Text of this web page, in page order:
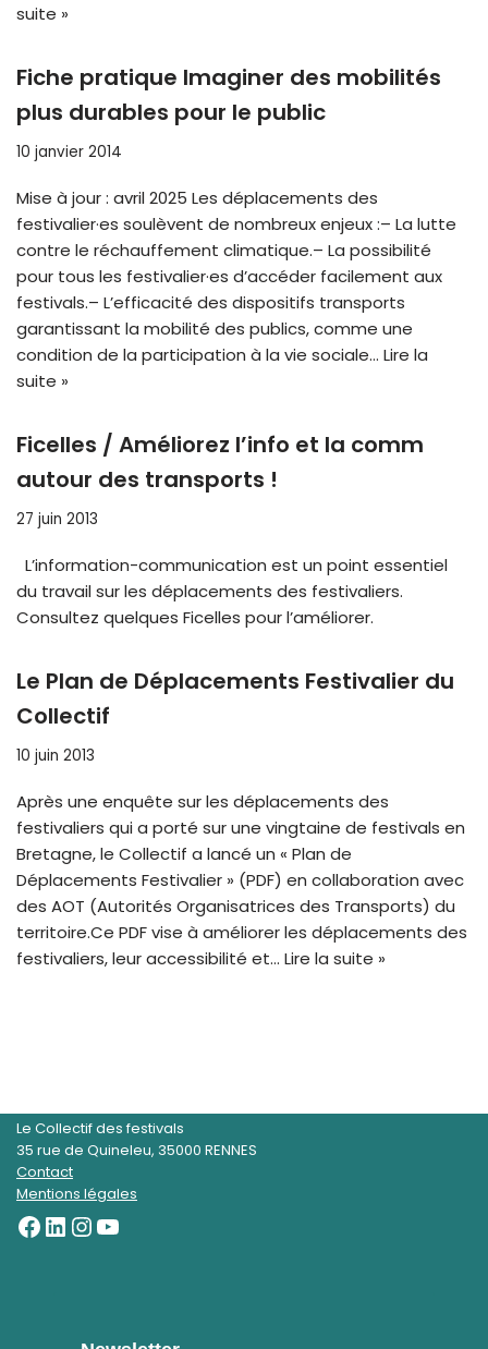
suite »
Fiche pratique Imaginer des mobilités
plus durables pour le public
10 janvier 2014
Mise à jour : avril 2025 Les déplacements des
festivalier·es soulèvent de nombreux enjeux :– La lutte
contre le réchauffement climatique.– La possibilité
pour tous les festivalier·es d’accéder facilement aux
festivals.– L’efficacité des dispositifs transports
garantissant la mobilité des publics, comme une
condition de la participation à la vie sociale… Lire la
suite »
Ficelles / Améliorez l’info et la comm
autour des transports !
27 juin 2013
L’information-communication est un point essentiel
du travail sur les déplacements des festivaliers.
Consultez quelques Ficelles pour l’améliorer.
Le Plan de Déplacements Festivalier du
Collectif
10 juin 2013
Après une enquête sur les déplacements des
festivaliers qui a porté sur une vingtaine de festivals en
Bretagne, le Collectif a lancé un « Plan de
Déplacements Festivalier » (PDF) en collaboration avec
des AOT (Autorités Organisatrices des Transports) du
territoire.Ce PDF vise à améliorer les déplacements des
festivaliers, leur accessibilité et… Lire la suite »
Le Collectif des festivals
35 rue de Quineleu, 35000 RENNES
Contact
Mentions légales